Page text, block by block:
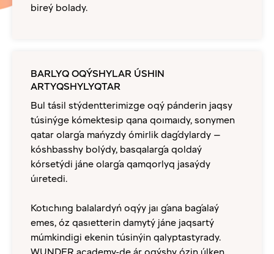
bireý bolady.
BARLYQ OQÝSHYLAR ÚSHIN
ARTYQSHYLYQTAR
Bul tásil stýdentterimizge oqý pánderin jaqsy
túsinýge kómektesip qana qoımaıdy, sonymen
qatar olarǵa mańyzdy ómirlik daǵdylardy —
kóshbasshy bolýdy, basqalarǵa qoldaý
kórsetýdi jáne olarǵa qamqorlyq jasaýdy
úıretedi.
Kotıchıng balalardyń oqýy jaı ǵana baǵalaý
emes, óz qasıetterin damytý jáne jaqsartý
múmkindigi ekenin túsinýin qalyptastyrady.